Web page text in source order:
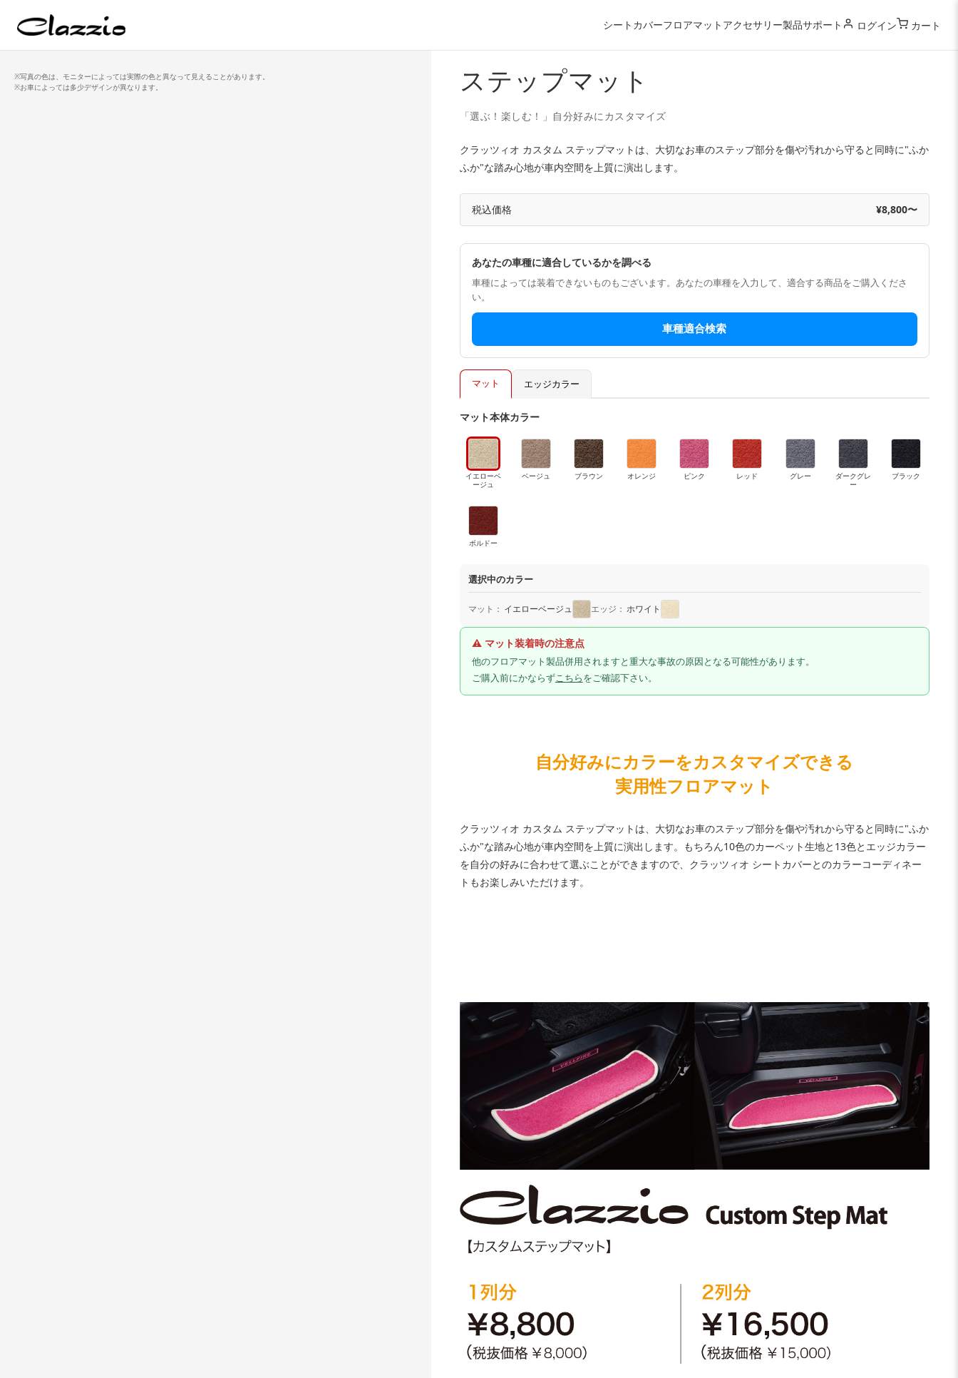
シートカバーフロアマット アクセサリー製品サポート ログイン カート
※写真の色は、モニターによっては実際の色と異なって見えることがあります。
※お車によっては多少デザインが異なります。
ステップマット
「選ぶ！楽しむ！」自分好みにカスタマイズ
クラッツィオ カスタム ステップマットは、大切なお車のステップ部分を傷や汚れから守ると同時に"ふか
ふか"な踏み心地が車内空間を上質に演出します。
税込価格 ¥8,800〜
あなたの車種に適合しているかを調べる
車種によっては装着できないものもございます。あなたの車種を入力して、適合する商品をご購入くださ
い。
車種適合検索
マット エッジカラー
マット本体カラー
イエローベ
ージュ
ベージュ ブラウン オレンジ ピンク レッド グレー
ダークグレ
ー
ブラック
ボルドー
選択中のカラー
マット： イエローベージュ エッジ： ホワイト
⚠ マット装着時の注意点
他のフロアマット製品併用されますと重大な事故の原因となる可能性があります。
ご購入前にかならずこちらをご確認下さい。
自分好みにカラーをカスタマイズできる
実用性フロアマット
クラッツィオ カスタム ステップマットは、大切なお車のステップ部分を傷や汚れから守ると同時に"ふか
ふか"な踏み心地が車内空間を上質に演出します。もちろん10色のカーペット生地と13色とエッジカラー
を自分の好みに合わせて選ぶことができますので、クラッツィオ シートカバーとのカラーコーディネー
トもお楽しみいただけます。